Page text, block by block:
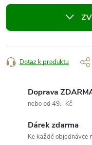
cena:
Dotaz k produktu
Doprava
nebo od 49,- Kč
Dárek zdarma
Ke každé objednávce